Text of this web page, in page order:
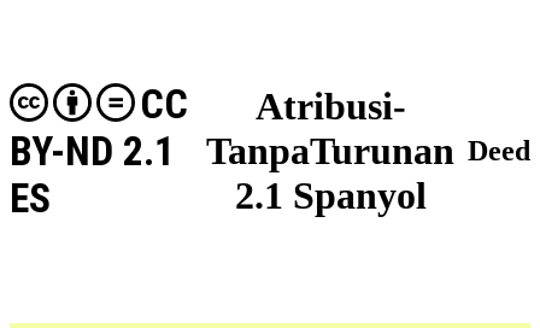
Atribusi-
TanpaTurunan
2.1 Spanyol
CC
BY-ND 2.1
ES
Deed